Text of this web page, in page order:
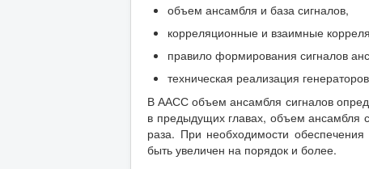
объем ансамбля и база сигналов,
корреляционные и взаимные
правило формирования сигналов
техническая реализация
В ААСС объем ансамбля сигналов
в предыдущих главах, объем ансамбля
раза. При необходимости
быть увеличен на порядок и более.